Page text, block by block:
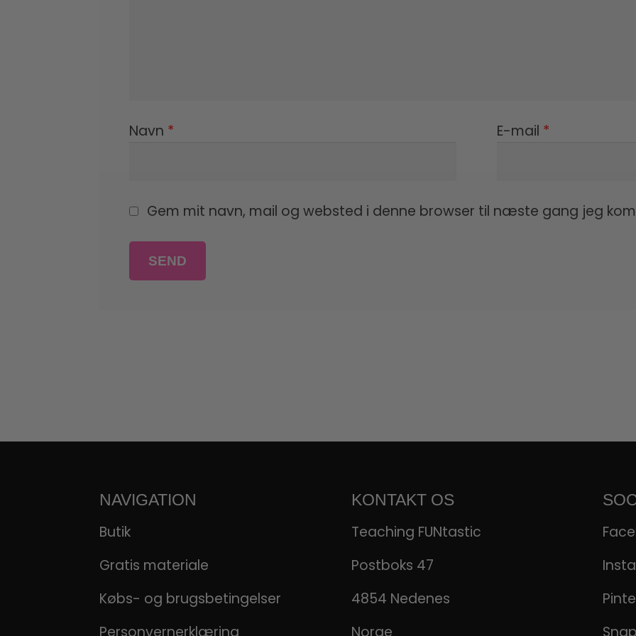
Navn * E-mail *
Gem mit navn, mail og websted i denne browser til næste gang jeg
NAVIGATION
Butik
Gratis materiale
Købs- og brugsbetingelser
Personvernerklæring
KONTAKT OS
Teaching FUNtastic
Postboks 47
4854 Nedenes
Norge